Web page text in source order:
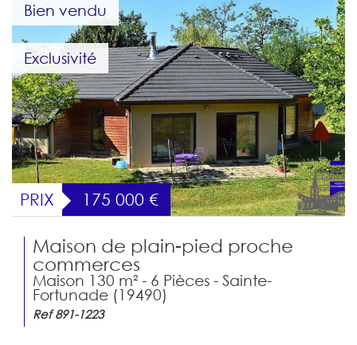
Bien vendu
Exclusivité
PRIX 175 000 €
Maison de plain-pied proche
commerces
Maison 130 m² - 6 Pièces - Sainte-
Fortunade (19490)
Ref 891-1223